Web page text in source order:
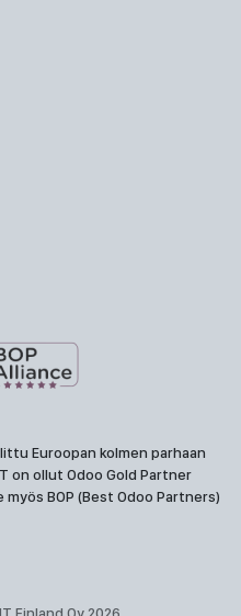
Euroopan kolmen parhaan
on ollut Odoo Gold Partner
BOP (Best Odoo Partners)
Finland Oy 2026